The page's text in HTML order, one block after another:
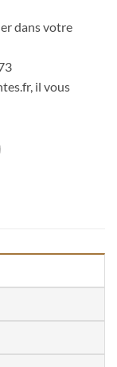
dans votre
il vous